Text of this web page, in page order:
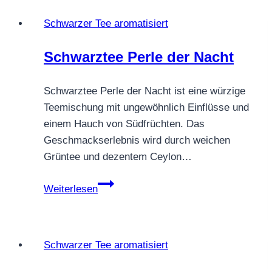
Schwarzer Tee aromatisiert
Schwarztee Perle der Nacht
Schwarztee Perle der Nacht ist eine würzige
Teemischung mit ungewöhnlich Einflüsse und
einem Hauch von Südfrüchten. Das
Geschmackserlebnis wird durch weichen
Grüntee und dezentem Ceylon…
Weiterlesen
Schwarztee
Schwarzer Tee aromatisiert